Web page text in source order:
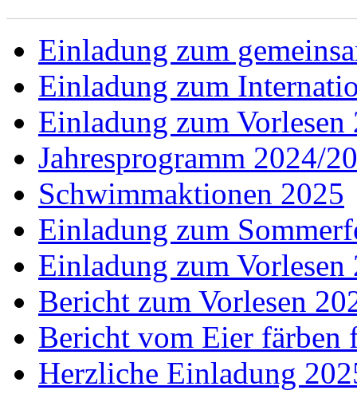
Einladung zum
Einladung zum
Einladung zum Vorlesen
Jahresprogramm 2024/
Schwimmaktionen 2025
Einladung zum
Einladung zum Vorlesen
Bericht zum Vorlesen
Bericht vom Eier färben
Herzliche Einladung